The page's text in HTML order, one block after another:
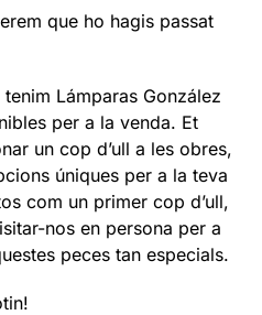
que ho hagis passat
Lámparas González
per a la venda. Et
un cop d’ull a les obres,
úniques per a la teva
com un primer cop d’ull,
nos en persona per a
peces tan especials.